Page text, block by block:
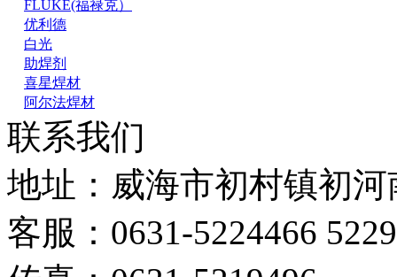
FLUKE(福禄克）
优利德
白光
助焊剂
喜星焊材
阿尔法焊材
联系我们
地址：威海市初村镇初河
客服：0631-5224466